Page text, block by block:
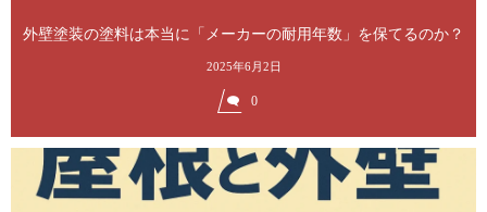
外壁塗装の塗料は本当に「メーカーの耐用年数」を保てるのか？
2025年6月2日
0